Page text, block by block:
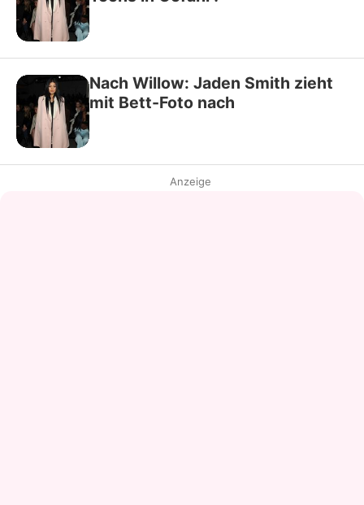
Nach Willow: Jaden Smith zieht
mit Bett-Foto nach
Anzeige